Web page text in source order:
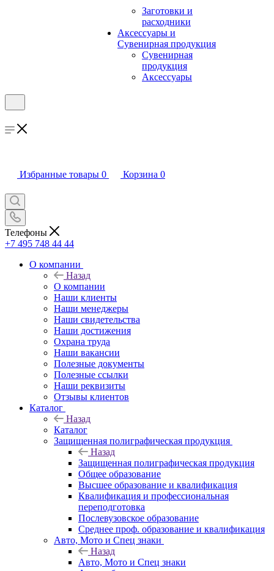
Заготовки и
расходники
Аксессуары и
Сувенирная продукция
Сувенирная
продукция
Аксессуары
Избранные товары 0 Корзина 0
Телефоны
+7 495 748 44 44
О компании
Назад
О компании
Наши клиенты
Наши менеджеры
Наши свидетельства
Наши достижения
Охрана труда
Наши вакансии
Полезные документы
Полезные ссылки
Наши реквизиты
Отзывы клиентов
Каталог
Назад
Каталог
Защищенная полиграфическая продукция
Назад
Защищенная полиграфическая продукция
Общее образование
Высшее образование и квалификация
Квалификация и профессиональная
переподготовка
Послевузовское образование
Среднее проф. образование и квалификация
Авто, Мото и Спец знаки
Назад
Авто, Мото и Спец знаки